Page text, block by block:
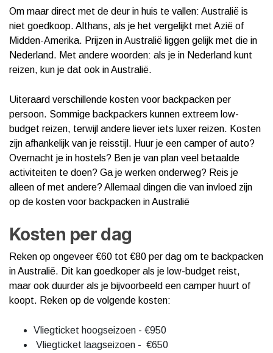
Om maar direct met de deur in huis te vallen: Australië is
niet goedkoop. Althans, als je het vergelijkt met Azië of
Midden-Amerika. Prijzen in Australië liggen gelijk met die in
Nederland. Met andere woorden: als je in Nederland kunt
reizen, kun je dat ook in Australië.
Uiteraard verschillende kosten voor backpacken per
persoon. Sommige backpackers kunnen extreem low-
budget reizen, terwijl andere liever iets luxer reizen. Kosten
zijn afhankelijk van je reisstijl. Huur je een camper of auto?
Overnacht je in hostels? Ben je van plan veel betaalde
activiteiten te doen? Ga je werken onderweg? Reis je
alleen of met andere? Allemaal dingen die van invloed zijn
op de kosten voor backpacken in Australië
Kosten per dag
Reken op ongeveer €60 tot €80 per dag om te backpacken
in Australië. Dit kan goedkoper als je low-budget reist,
maar ook duurder als je bijvoorbeeld een camper huurt of
koopt. Reken op de volgende kosten:
Vliegticket hoogseizoen - €950
Vliegticket laagseizoen - €650